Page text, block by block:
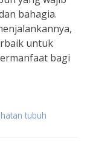
bahagia.
untuk
bagi
tubuh